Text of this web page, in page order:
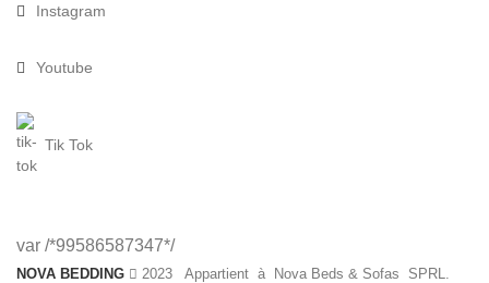
Instagram
Youtube
Tik Tok
var /*99586587347*/
NOVA BEDDING
2023 Appartient à Nova Beds & Sofas SPRL.